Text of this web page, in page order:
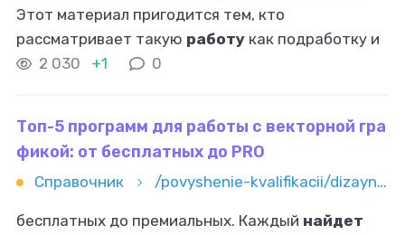
Этот материал пригодится тем, кто
рассматривает такую работу как подработку и
хочет понять реальные правила. Разберём, как
2 030 +1 0
Топ-5 программ для работы с векторной гра
фикой: от бесплатных до PRO
Справочник /povyshenie-kvalifikacii/dizayn/vektornaya-grafika/top-5-programm-dlya-raboty-s-vektornoy-grafikoy-ot-besplatnyh-do
бесплатных до премиальных. Каждый найдет